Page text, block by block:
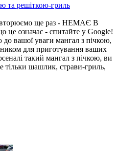
та решіткою-гриль
ще раз - НЕМАЄ В
означає - спитайте у Google!
вашої уваги мангал з пічкою,
для приготування ваших
такий мангал з пічкою, ви
тільки шашлик, страви-гриль,